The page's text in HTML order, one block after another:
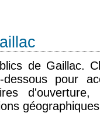
de Gaillac.
pour